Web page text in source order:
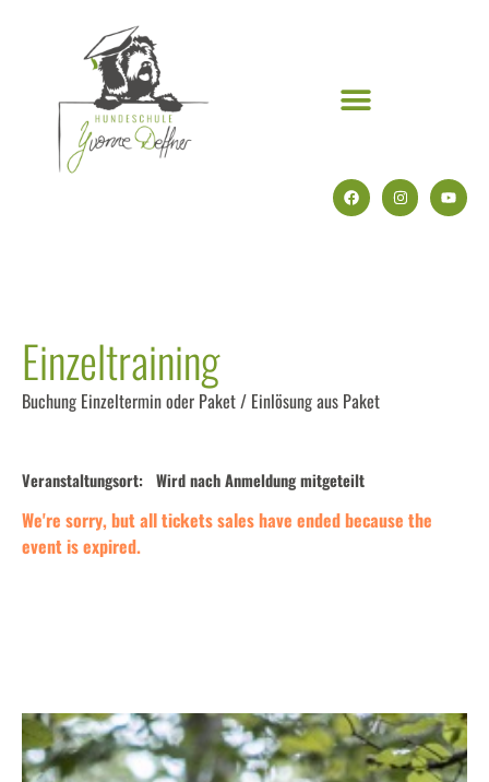
Einzeltraining
Buchung Einzeltermin oder Paket / Einlösung aus Paket
Veranstaltungsort: Wird nach Anmeldung mitgeteilt
We're sorry, but all tickets sales have ended because the
event is expired.